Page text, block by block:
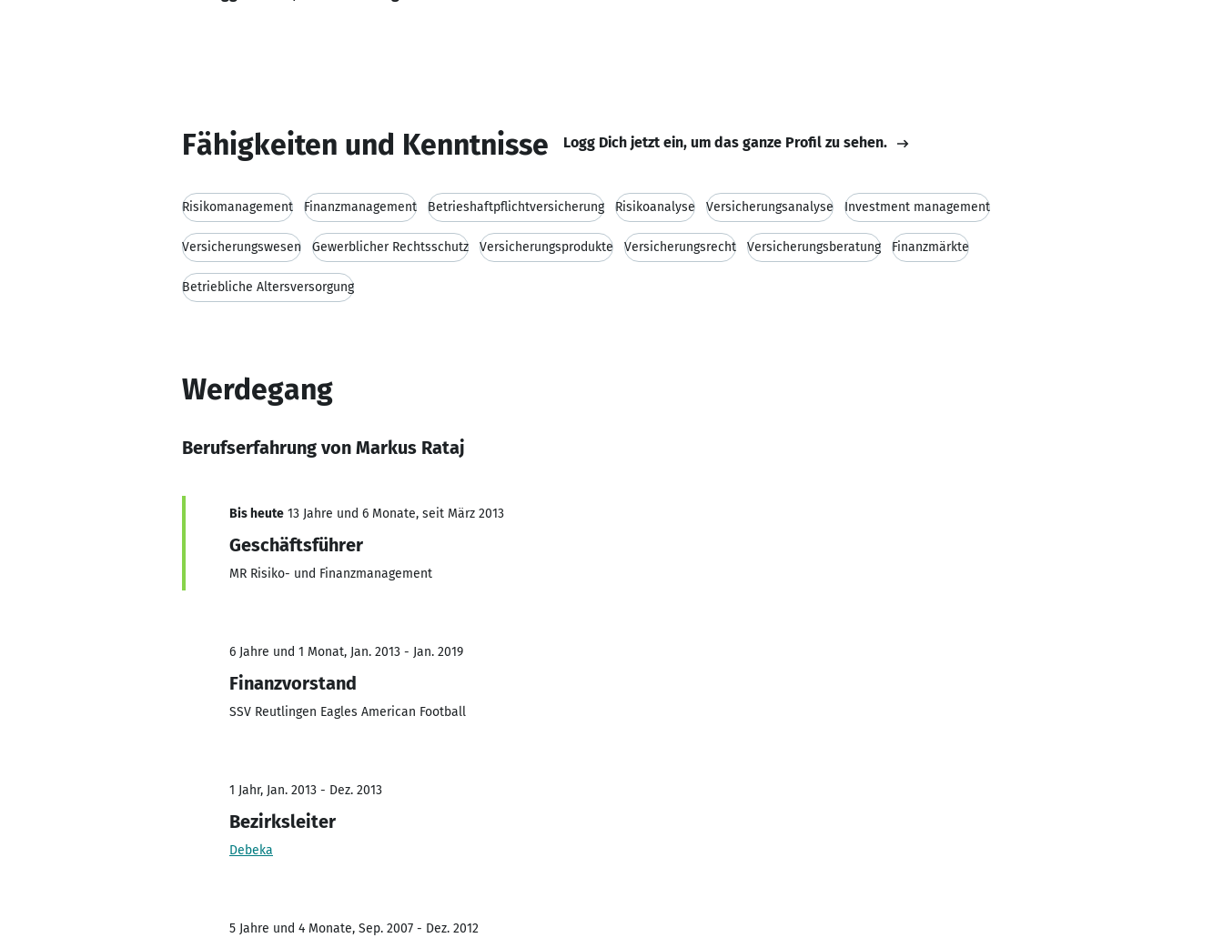
Fähigkeiten und Kenntnisse Logg Dich jetzt ein, um das ganze Profil zu sehen.
Risikomanagement Finanzmanagement Betrieshaftpflichtversicherung Risikoanalyse Versicherungsanalyse Investment management
Versicherungswesen Gewerblicher Rechtsschutz Versicherungsprodukte Versicherungsrecht Versicherungsberatung Finanzmärkte
Betriebliche Altersversorgung
Werdegang
Berufserfahrung von Markus Rataj
Bis heute 13 Jahre und 6 Monate, seit März 2013
Geschäftsführer
MR Risiko- und Finanzmanagement
6 Jahre und 1 Monat, Jan. 2013 - Jan. 2019
Finanzvorstand
SSV Reutlingen Eagles American Football
1 Jahr, Jan. 2013 - Dez. 2013
Bezirksleiter
Debeka
5 Jahre und 4 Monate, Sep. 2007 - Dez. 2012